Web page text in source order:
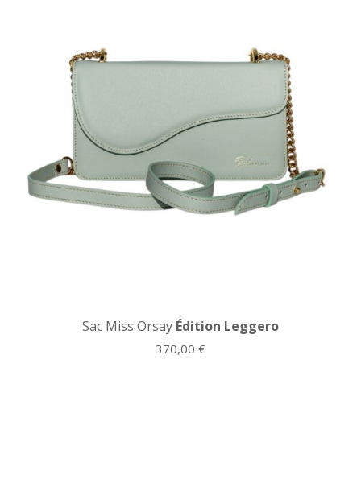
Sac Miss Orsay Édition Leggero
370,00 €